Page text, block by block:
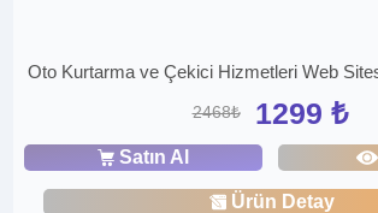
Oto Kurtarma ve Çekici Hizmetleri Web
2468₺ 1299 ₺
Satın Al
Ürün Detay